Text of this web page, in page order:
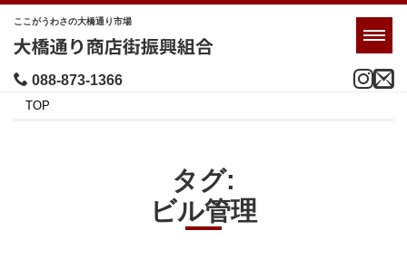
ここがうわさの大橋通り市場
088-873-1366
TOP
タグ:
ビル管理